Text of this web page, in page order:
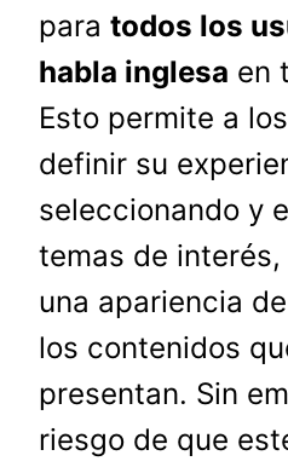
para todos los
habla inglesa en
Esto permite a
definir su
seleccionando y
temas de
una apariencia
los contenidos
presentan. Sin
riesgo de que